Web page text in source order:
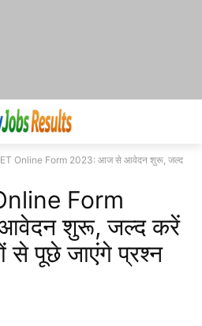
Online Form 2023: आज से आवेदन शुरू, जल्द
Form
शुरू, जल्द करें
से पूछे जाएंगे प्रश्न